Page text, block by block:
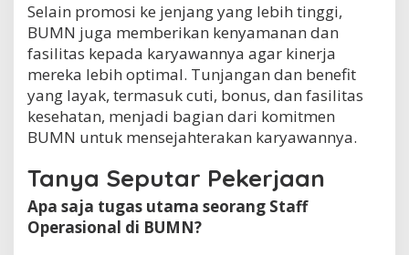
Selain promosi ke jenjang yang lebih tinggi,
BUMN juga memberikan kenyamanan dan
fasilitas kepada karyawannya agar kinerja
mereka lebih optimal. Tunjangan dan benefit
yang layak, termasuk cuti, bonus, dan fasilitas
kesehatan, menjadi bagian dari komitmen
BUMN untuk mensejahterakan karyawannya.
Tanya Seputar Pekerjaan
Apa saja tugas utama seorang Staff
Operasional di BUMN?